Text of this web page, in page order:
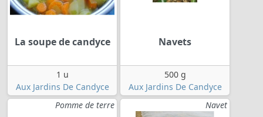
La soupe de candyce
1 u
Aux Jardins De Candyce
Navets
500 g
Aux Jardins De Candyce
Pomme de terre
Navet